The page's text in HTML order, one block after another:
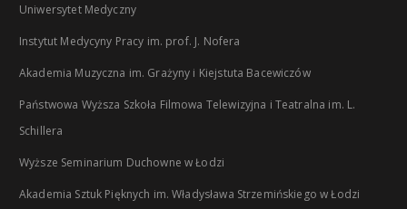
Uniwersytet Medyczny
Instytut Medycyny Pracy im. prof. J. Nofera
Akademia Muzyczna im. Grażyny i Kiejstuta Bacewiczów
Państwowa Wyższa Szkoła Filmowa Telewizyjna i Teatralna im. L.
Schillera
Wyższe Seminarium Duchowne w Łodzi
Akademia Sztuk Pięknych im. Władysława Strzemińskiego w Łodzi